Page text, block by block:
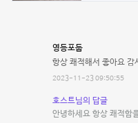
영등포둡
항상 쾌적해서 좋아요 감
2023-11-23 09:50:55
호스트님의 답글
안녕하세요 항상 쾌적함